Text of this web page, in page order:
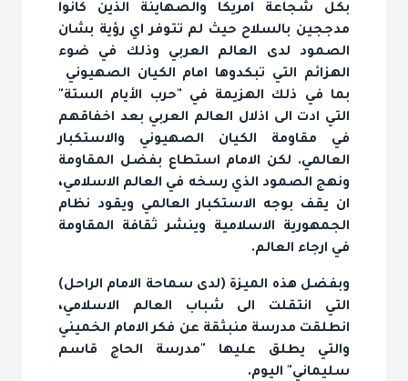
بكل شجاعة امريكا والصهاينة الذين كانوا
مدججين بالسلاح حيث لم تتوفر اي رؤية بشان
الصمود لدى العالم العربي وذلك في ضوء
الهزائم التي تبكدوها امام الكيان الصهيوني
بما في ذلك الهزيمة في "حرب الأيام الستة"
التي ادت الى اذلال العالم العربي بعد اخفاقهم
في مقاومة الكيان الصهيوني والاستكبار
العالمي. لكن الامام استطاع بفضل المقاومة
ونهج الصمود الذي رسخه في العالم الاسلامي،
ان يقف بوجه الاستكبار العالمي ويقود نظام
الجمهورية الاسلامية وينشر ثقافة المقاومة
في ارجاء العالم.
وبفضل هذه الميزة (لدى سماحة الامام الراحل)
التي انتقلت الى شباب العالم الاسلامي،
انطلقت مدرسة منبثقة عن فكر الامام الخميني
والتي يطلق عليها "مدرسة الحاج قاسم
سليماني" اليوم.